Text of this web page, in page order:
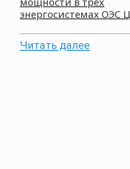
энергосистемах ОЭС
Читать далее